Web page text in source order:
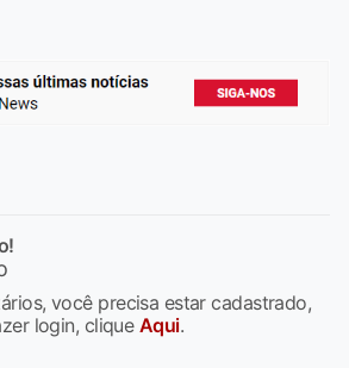
você precisa estar cadastrado,
login, clique Aqui.